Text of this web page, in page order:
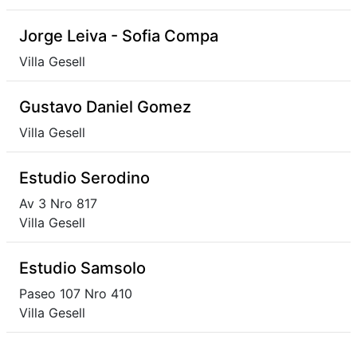
Jorge Leiva - Sofia Compa
Villa Gesell
Gustavo Daniel Gomez
Villa Gesell
Estudio Serodino
Av 3 Nro 817
Villa Gesell
Estudio Samsolo
Paseo 107 Nro 410
Villa Gesell